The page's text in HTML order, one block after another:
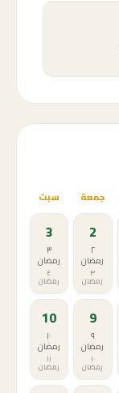
جمعة سبت
2
٢
رمضان
٣
رمضان
3
٣
رمضان
٤
رمضان
9
٩
رمضان
١٠
رمضان
10
١٠
رمضان
١١
رمضان